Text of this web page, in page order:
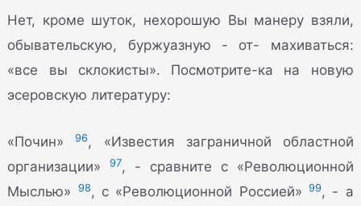
Нет, кроме шуток, нехорошую Вы манеру взяли,
обывательскую, буржуазную - от- махиваться:
«все вы склокисты». Посмотрите-ка на новую
эсеровскую литературу:
«Почин»96, «Известия заграничной областной
организации»97, - сравните с «Революционной
Мыслью»
98, с «Революционной Россией»99, - а